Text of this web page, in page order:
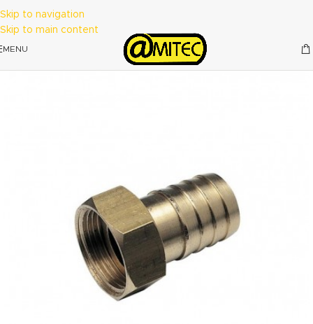
Skip to navigation
Skip to main content
MENU